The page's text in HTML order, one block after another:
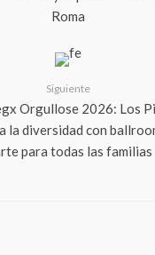
Roma
Siguiente
Orgullose 2026: Los
la diversidad con
para todas las familias